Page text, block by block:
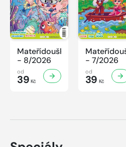
Mateřídouška
- 8/2026
od
39 Kč
- 7/2026
od
39 Kč